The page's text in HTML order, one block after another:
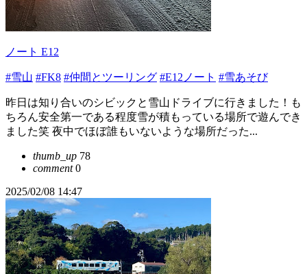
ノート E12
#雪山 #FK8 #仲間とツーリング #E12ノート #雪あそび
昨日は知り合いのシビックと雪山ドライブに行きました！も
ちろん安全第一である程度雪が積もっている場所で遊んでき
ました笑 夜中でほぼ誰もいないような場所だった...
thumb_up 78
comment0
2025/02/08 14:47